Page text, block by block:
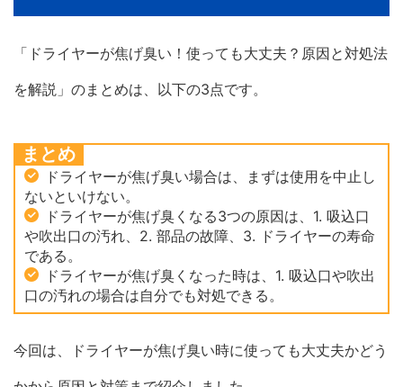
「ドライヤーが焦げ臭い！使っても大丈夫？原因と対処法
を解説」のまとめは、以下の3点です。
まとめ
ドライヤーが焦げ臭い場合は、まずは使用を中止し
ないといけない。
ドライヤーが焦げ臭くなる3つの原因は、1. 吸込口
や吹出口の汚れ、2. 部品の故障、3. ドライヤーの寿命
である。
ドライヤーが焦げ臭くなった時は、1. 吸込口や吹出
口の汚れの場合は自分でも対処できる。
今回は、ドライヤーが焦げ臭い時に使っても大丈夫かどう